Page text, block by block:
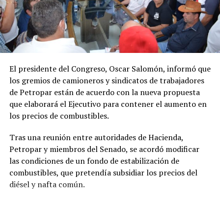
El presidente del Congreso, Oscar Salomón, informó que
los gremios de camioneros y sindicatos de trabajadores
de Petropar están de acuerdo con la nueva propuesta
que elaborará el Ejecutivo para contener el aumento en
los precios de combustibles.
Tras una reunión entre autoridades de Hacienda,
Petropar y miembros del Senado, se acordó modificar
las condiciones de un fondo de estabilización de
combustibles, que pretendía subsidiar los precios del
diésel y nafta común.